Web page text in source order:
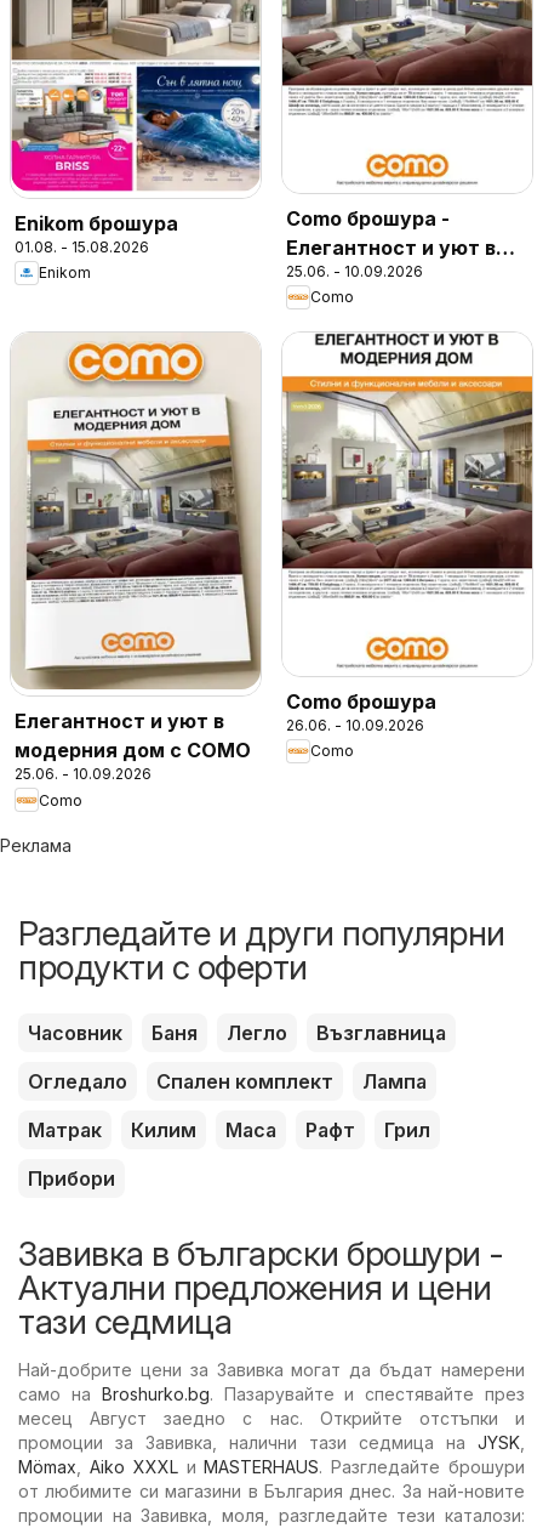
Enikom брошура
01.08. - 15.08.2026
Enikom
Como брошура -
Елегантност и уют в
модерния дом
25.06. - 10.09.2026
Como
Елегантност и уют в
модерния дом с COMO
25.06. - 10.09.2026
Como
Como брошура
26.06. - 10.09.2026
Como
Реклама
Разгледайте и други популярни
продукти с оферти
Часовник Баня Легло
Възглавница
Огледало
Спален комплект
Лампа
Матрак
Килим Маса Рафт
Грил
Прибори
Завивка в български брошури -
Актуални предложения и цени
тази седмица
Най-добрите цени за Завивка могат да бъдат намерени
само на Broshurko.bg. Пазарувайте и спестявайте през
месец Август заедно с нас. Открийте отстъпки и
промоции за Завивка, налични тази седмица на JYSK
Mömax
Aiko XXXLиMASTERHAUS. Разгледайте брошури
от любимите си магазини в България днес. За най-новите
промоции на Завивка, моля, разгледайте тези каталози: